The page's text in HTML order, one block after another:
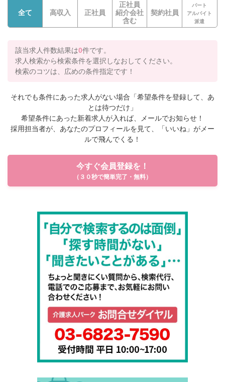
全て 高収入 正社員
正社員
紹介会社
含む
契約社員
パート
アルバイト
派遣
該当求人件数結果は0件です。
求人検索から検索条件を選択しなおしてください。
検索のコツは、広めの条件指定です！
それでも条件にあった求人がない場合「希望条件を登録して、あ
とは待つだけ」
希望条件にあった新着求人が入れば、メールでお知らせ！
採用担当者が、あなたのプロフィールを見て、「いいね」がメー
ルで飛んでくる！
今すぐ会員登録を！
（３０秒で簡単完了・無料）